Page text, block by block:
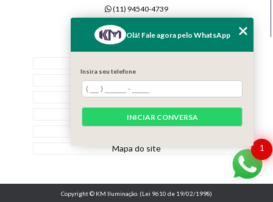
(11) 94540-4739
Quem Somos
Serviços
Contato
Mapa do site
Copyright © KM Iluminação. (Lei 9610 de 19/02/1998)
1
Olá! Fale agora pelo WhatsApp
Insira seu telefone
INICIAR CONVERSA